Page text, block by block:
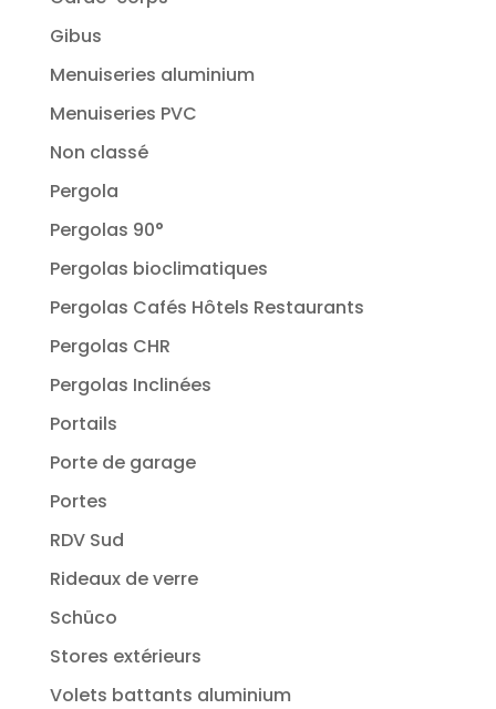
Gibus
Menuiseries aluminium
Menuiseries PVC
Non classé
Pergola
Pergolas 90°
Pergolas bioclimatiques
Pergolas Cafés Hôtels Restaurants
Pergolas CHR
Pergolas Inclinées
Portails
Porte de garage
Portes
RDV Sud
Rideaux de verre
Schüco
Stores extérieurs
Volets battants aluminium